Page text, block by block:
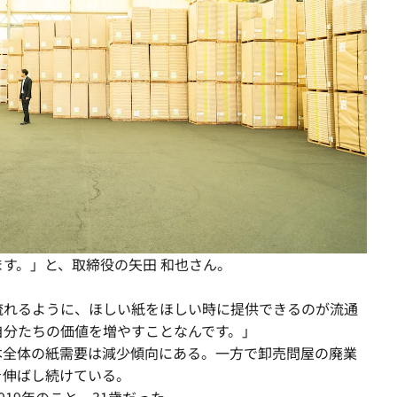
。」と、取締役の矢田 和也さん。
るように、ほしい紙をほしい時に提供できるのが流通
たちの価値を増やすことなんです。」
体の紙需要は減少傾向にある。一方で卸売問屋の廃業
ばし続けている。